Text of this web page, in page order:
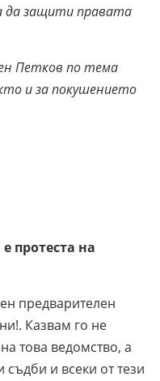
да защити правата
Петков по тема
и за покушението
протеста на
предварителен
Казвам го не
това ведомство, а
и всеки от тези